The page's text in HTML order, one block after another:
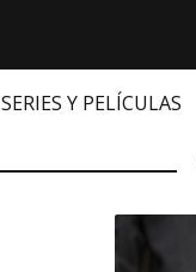
SERIES Y PELÍCULAS